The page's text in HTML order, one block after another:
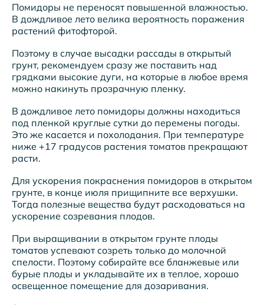
Помидоры не переносят повышенной влажностью.
В дождливое лето велика вероятность поражения
растений фитофторой.
Поэтому в случае высадки рассады в открытый
грунт, рекомендуем сразу же поставить над
грядками высокие дуги, на которые в любое время
можно накинуть прозрачную пленку.
В дождливое лето помидоры должны находиться
под пленкой круглые сутки до перемены погоды.
Это же касается и похолодания. При температуре
ниже +17 градусов растения томатов прекращают
расти.
Для ускорения покраснения помидоров в открытом
грунте, в конце июля прищипните все верхушки.
Тогда полезные вещества будут расходоваться на
ускорение созревания плодов.
При выращивании в открытом грунте плоды
томатов успевают созреть только до молочной
спелости. Поэтому собирайте все бланжевые или
бурые плоды и укладывайте их в теплое, хорошо
освещенное помещение для дозаривания.